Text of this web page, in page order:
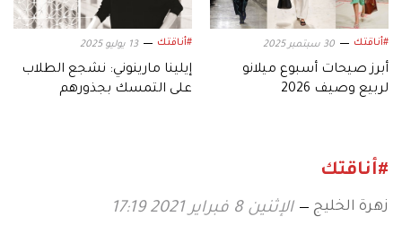
#أناقتك 30 سبتمبر 2025
أبرز صيحات أسبوع ميلانو
لربيع وصيف 2026
#أناقتك 13 يوليو 2025
إيلينا مارينوني: نشجع الطلاب
على التمسك بجذورهم
#أناقتك
زهرة الخليج الإثنين 8 فبراير 2021 17:19